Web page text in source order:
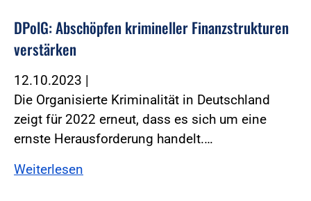
DPolG: Abschöpfen krimineller Finanzstrukturen
verstärken
12.10.2023 |
Die Organisierte Kriminalität in Deutschland
zeigt für 2022 erneut, dass es sich um eine
ernste Herausforderung handelt.…
Weiterlesen